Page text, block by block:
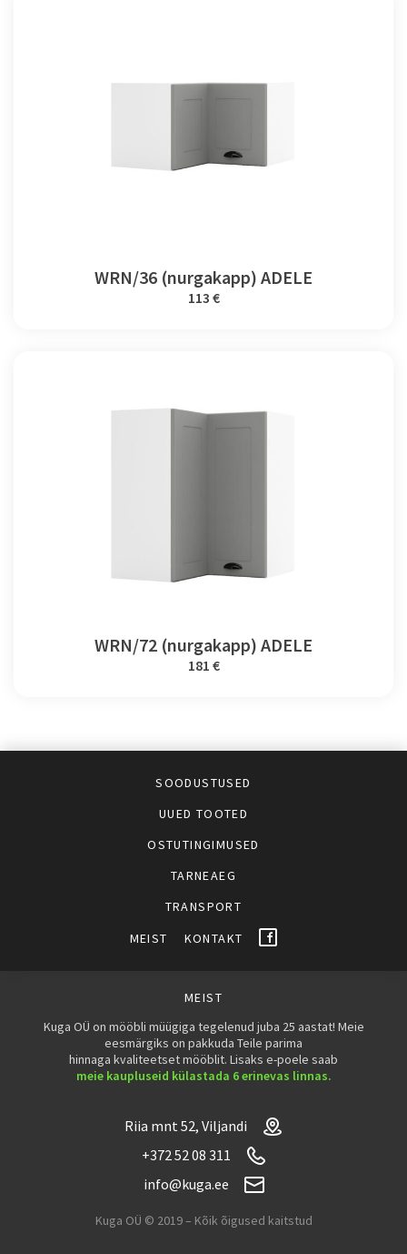
WRN/36 (nurgakapp) ADELE
113 €
WRN/72 (nurgakapp) ADELE
181 €
SOODUSTUSED
UUED TOOTED
OSTUTINGIMUSED
TARNEAEG
TRANSPORT
MEIST
KONTAKT
MEIST
Kuga OÜ on mööbli müügiga tegelenud juba 25 aastat! Meie
eesmärgiks on pakkuda Teile parima
hinnaga kvaliteetset mööblit. Lisaks e-poele saab
meie kaupluseid külastada 6 erinevas linnas.
Riia mnt 52, Viljandi
+372 52 08 311
info@kuga.ee
Kuga OÜ © 2019 – Kõik õigused kaitstud